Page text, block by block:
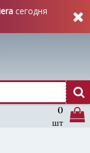
сегодня
0
шт